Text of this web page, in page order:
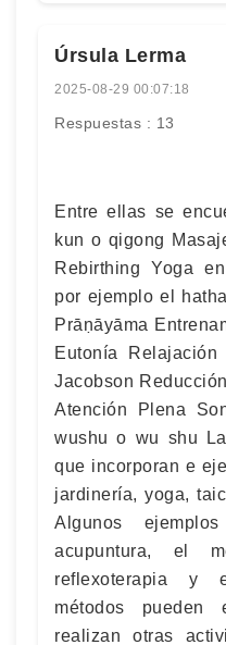
Úrsula Lerma
2025-08-29 00:07:18
Respuestas : 13
Entre ellas se
kun o qigong
Rebirthing Yoga
por ejemplo el
Prāṇāyāma
Eutonía
Jacobson
Atención Plena
wushu o wu shu
que incorporan e
jardinería, yoga,
Algunos
acupuntura, el
reflexoterapia y
métodos pueden
realizan otras